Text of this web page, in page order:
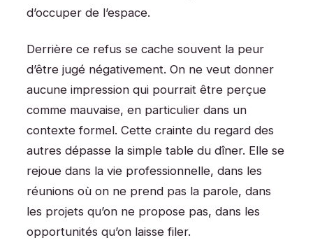
d’occuper de l’espace.
Derrière ce refus se cache souvent la peur
d’être jugé négativement. On ne veut donner
aucune impression qui pourrait être perçue
comme mauvaise, en particulier dans un
contexte formel. Cette crainte du regard des
autres dépasse la simple table du dîner. Elle se
rejoue dans la vie professionnelle, dans les
réunions où on ne prend pas la parole, dans
les projets qu’on ne propose pas, dans les
opportunités qu’on laisse filer.